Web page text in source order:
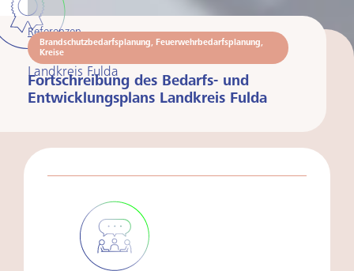
Referenzen
Brandschutzbedarfsplanung, Feuerwehrbedarfsplanung,
Kreise
Landkreis Fulda
Fortschreibung des Bedarfs- und
Entwicklungsplans Landkreis Fulda